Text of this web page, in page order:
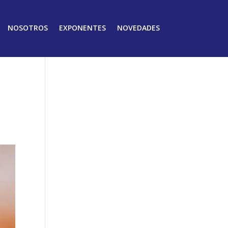
NOSOTROS EXPONENTES NOVEDADES